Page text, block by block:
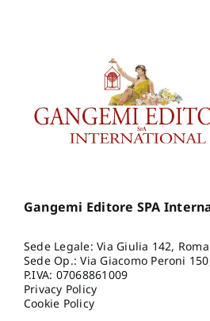
Gangemi Editore SPA
Sede Legale: Via Giulia 142, Roma
Sede Op.: Via Giacomo Peroni
P.IVA: 07068861009
Privacy Policy
Cookie Policy